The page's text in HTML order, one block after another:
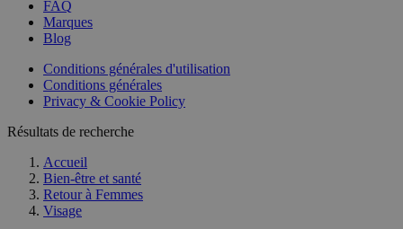
FAQ
Marques
Blog
Conditions générales d'utilisation
Conditions générales
Privacy & Cookie Policy
Résultats de recherche
Accueil
Bien-être et santé
Retour à Femmes
Visage